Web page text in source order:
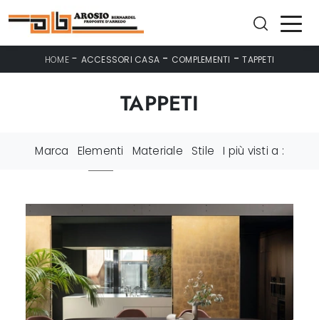
HOME- ACCESSORI CASA - COMPLEMENTI -TAPPETI
TAPPETI
Marca Elementi Materiale Stile I più visti a :